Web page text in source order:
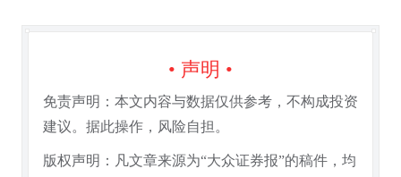
• 声明 •
免责声明：本文内容与数据仅供参考，不构成投资
建议。据此操作，风险自担。
版权声明：凡文章来源为“大众证券报”的稿件，均